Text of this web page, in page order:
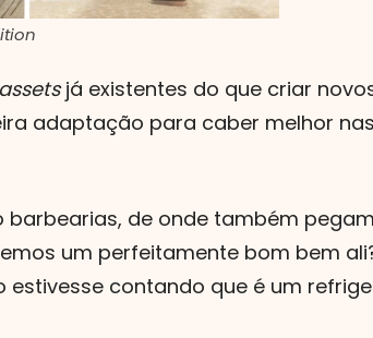
assetsjá existentes do que criar
adaptação para caber melhor
de onde também
um perfeitamente bom bem
contando que é um